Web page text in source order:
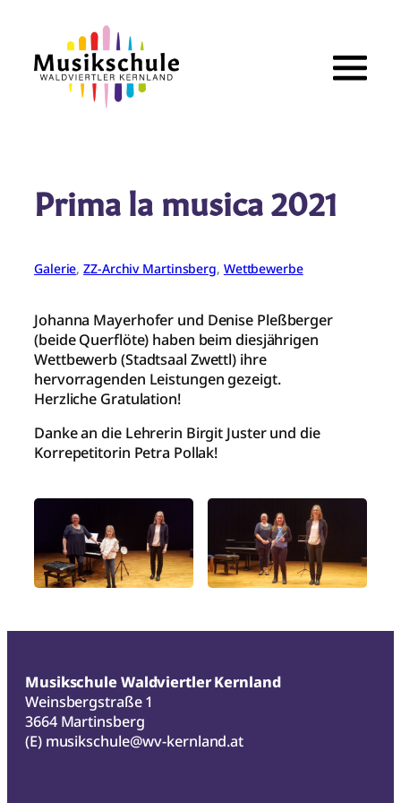
springen
Prima la musica 2021
Galerie, ZZ-Archiv Martinsberg, Wettbewerbe
Johanna Mayerhofer und Denise Pleßberger
(beide Querflöte) haben beim diesjährigen
Wettbewerb (Stadtsaal Zwettl) ihre
hervorragenden Leistungen gezeigt.
Herzliche Gratulation!
Danke an die Lehrerin Birgit Juster und die
Korrepetitorin Petra Pollak!
Musikschule Waldviertler Kernland
Weinsbergstraße 1
3664 Martinsberg
(E) musikschule@wv-kernland.at